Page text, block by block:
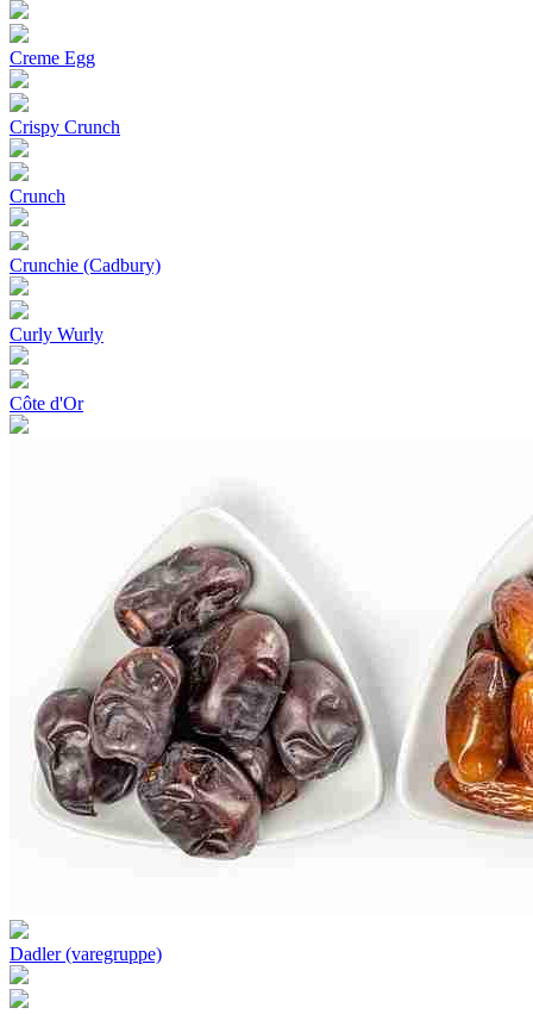
Creme Egg
Crispy Crunch
Crunch
Crunchie (Cadbury)
Curly Wurly
Côte d'Or
Dadler (varegruppe)